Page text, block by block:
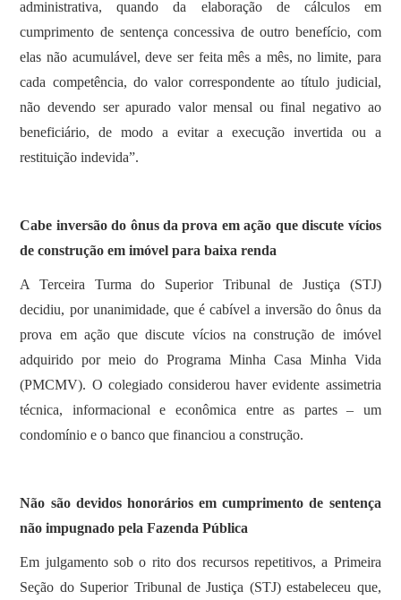
administrativa, quando da elaboração de cálculos em
cumprimento de sentença concessiva de outro benefício, com
elas não acumulável, deve ser feita mês a mês, no limite, para
cada competência, do valor correspondente ao título judicial,
não devendo ser apurado valor mensal ou final negativo ao
beneficiário, de modo a evitar a execução invertida ou a
restituição indevida”.
Cabe inversão do ônus da prova em ação que discute vícios
de construção em imóvel para baixa renda
A Terceira Turma do Superior Tribunal de Justiça (STJ)
decidiu, por unanimidade, que é cabível a inversão do ônus da
prova em ação que discute vícios na construção de imóvel
adquirido por meio do Programa Minha Casa Minha Vida
(PMCMV). O colegiado considerou haver evidente assimetria
técnica, informacional e econômica entre as partes – um
condomínio e o banco que financiou a construção.
Não são devidos honorários em cumprimento de sentença
não impugnado pela Fazenda Pública
Em julgamento sob o rito dos recursos repetitivos, a Primeira
Seção do Superior Tribunal de Justiça (STJ) estabeleceu que,